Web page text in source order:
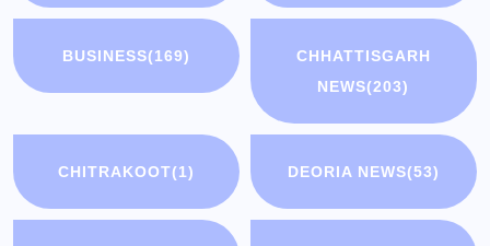
BUSINESS(169)
CHHATTISGARH
NEWS(203)
CHITRAKOOT(1) DEORIA NEWS(53)